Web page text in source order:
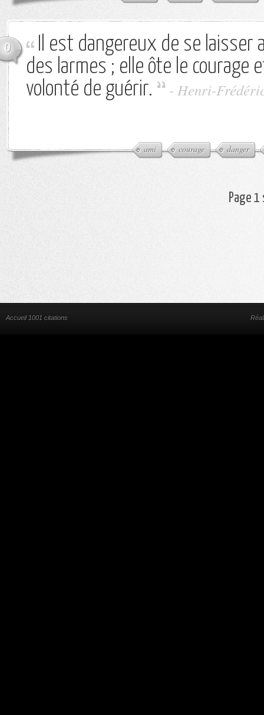
0
Il est dangereux de se laisser
des larmes ; elle ôte le courage
volonté de guérir.
- Henri-
ami courage danger
Page 1
Accueil 1001 citations